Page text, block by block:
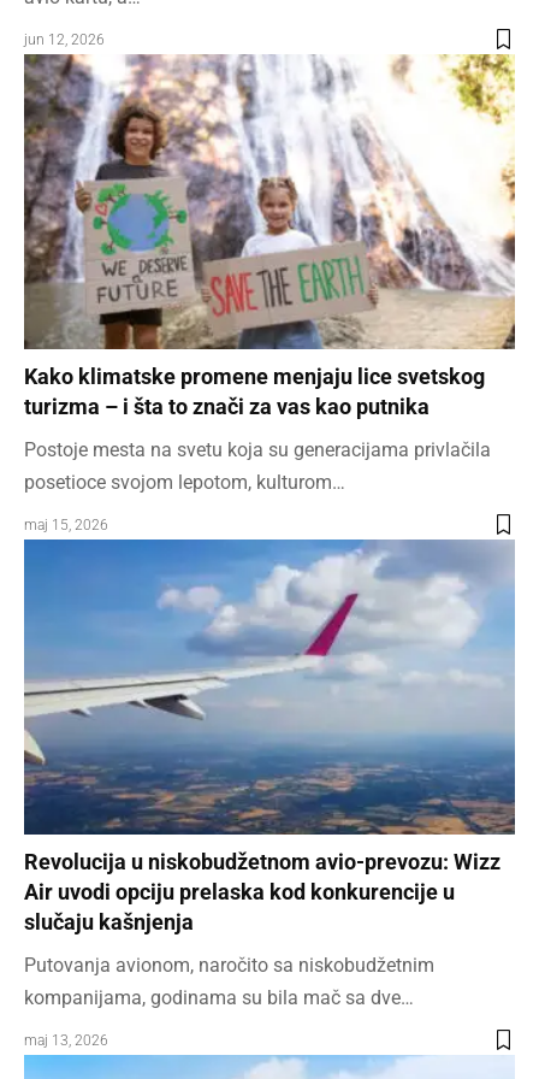
jun 12, 2026
Kako klimatske promene menjaju lice svetskog
turizma – i šta to znači za vas kao putnika
Postoje mesta na svetu koja su generacijama privlačila
posetioce svojom lepotom, kulturom…
maj 15, 2026
Revolucija u niskobudžetnom avio-prevozu: Wizz
Air uvodi opciju prelaska kod konkurencije u
slučaju kašnjenja
Putovanja avionom, naročito sa niskobudžetnim
kompanijama, godinama su bila mač sa dve…
maj 13, 2026